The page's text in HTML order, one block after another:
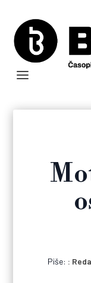
Piše: